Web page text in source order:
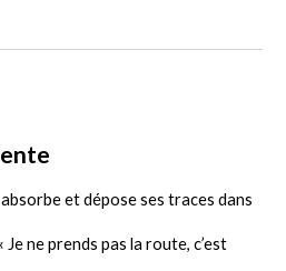
absorbe et dépose ses traces dans
Je ne prends pas la route, c’est